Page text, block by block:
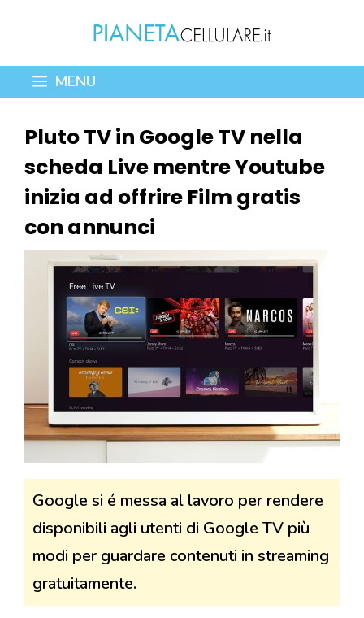
contenuto
MENU
Pluto TV in Google TV nella
scheda Live mentre Youtube
inizia ad offrire Film gratis
con annunci
Google si é messa al lavoro per rendere
disponibili agli utenti di Google TV più
modi per guardare contenuti in streaming
gratuitamente.